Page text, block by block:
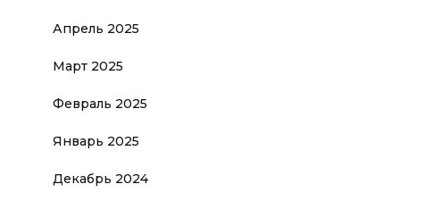
Апрель 2025
Март 2025
Февраль 2025
Январь 2025
Декабрь 2024